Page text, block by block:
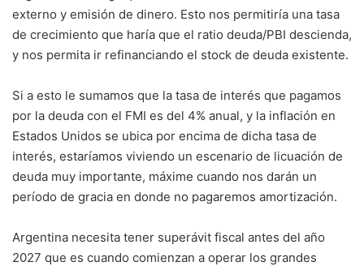
externo y emisión de dinero. Esto nos permitiría una tasa
de crecimiento que haría que el ratio deuda/PBI descienda,
y nos permita ir refinanciando el stock de deuda existente.
Si a esto le sumamos que la tasa de interés que pagamos
por la deuda con el FMI es del 4% anual, y la inflación en
Estados Unidos se ubica por encima de dicha tasa de
interés, estaríamos viviendo un escenario de licuación de
deuda muy importante, máxime cuando nos darán un
período de gracia en donde no pagaremos amortización.
Argentina necesita tener superávit fiscal antes del año
2027 que es cuando comienzan a operar los grandes